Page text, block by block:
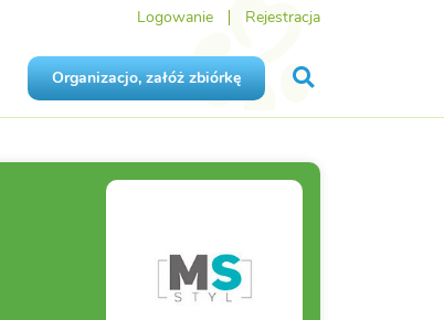
Logowanie Rejestracja
Organizacjo, załóż zbiórkę